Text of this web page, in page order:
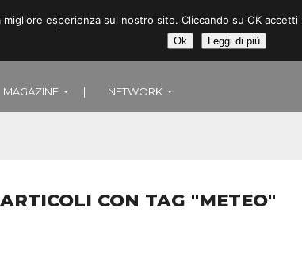
MAGAZINE | NETWORK
CON TAG "METEO"
esperienza sul nostro sito. Cliccando su OK
Ok Leggi di più